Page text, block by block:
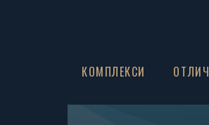
КОМПЛЕКСИ